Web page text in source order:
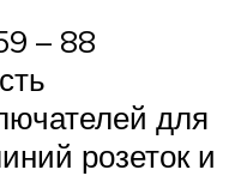
– 88
для
розеток и